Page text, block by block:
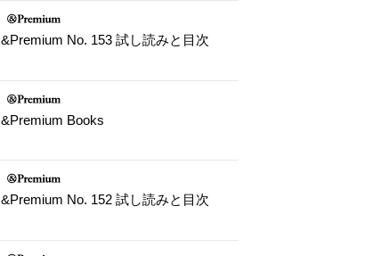
&Premium No. 153 試し読みと目次
&Premium Books
&Premium No. 152 試し読みと目次